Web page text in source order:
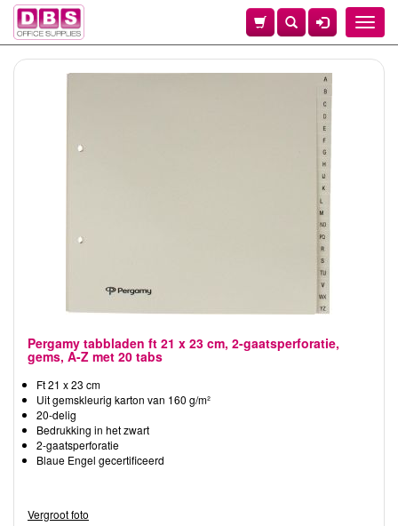
Toggle
Pergamy tabbladen ft 21 x 23 cm, 2-gaatsperforatie,
gems, A-Z met 20 tabs
Ft 21 x 23 cm
Uit gemskleurig karton van 160 g/m²
20-delig
Bedrukking in het zwart
2-gaatsperforatie
Blaue Engel gecertificeerd
Vergroot foto